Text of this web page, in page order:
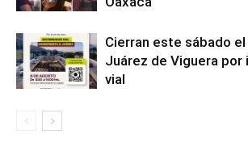
Cierran este sábado
Juárez de Viguera por
vial